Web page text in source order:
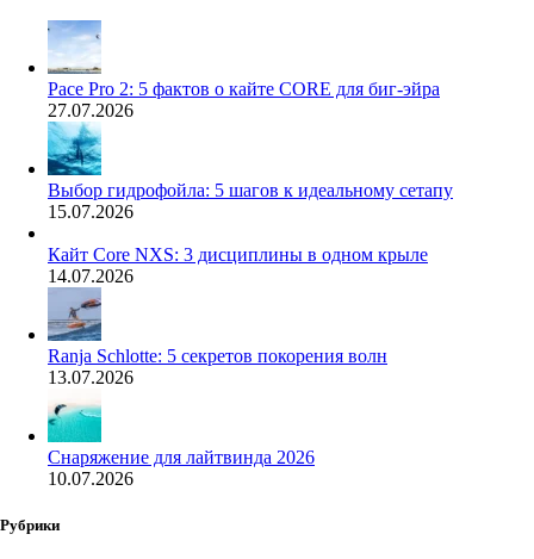
Pace Pro 2: 5 фактов о кайте CORE для биг-эйра
27.07.2026
Выбор гидрофойла: 5 шагов к идеальному сетапу
15.07.2026
Кайт Core NXS: 3 дисциплины в одном крыле
14.07.2026
Ranja Schlotte: 5 секретов покорения волн
13.07.2026
Снаряжение для лайтвинда 2026
10.07.2026
Рубрики